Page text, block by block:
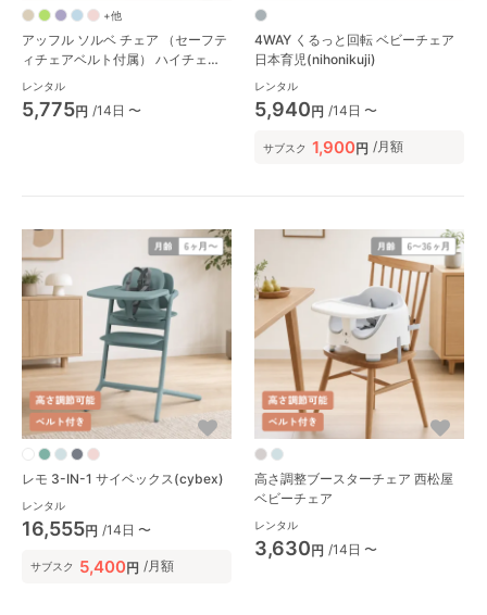
+他
アッフル ソルベ チェア （セーフテ
ィチェアベルト付属） ハイチェア
大和屋(Yamatoya)
レンタル
5,775円 /14日 〜
4WAY くるっと回転 ベビーチェア
日本育児(nihonikuji)
レンタル
5,940円 /14日 〜
サブスク 1,900円 /月額
レモ 3-IN-1 サイベックス(cybex)
レンタル
16,555円 /14日 〜
サブスク 5,400円 /月額
高さ調整ブースターチェア 西松屋
ベビーチェア
レンタル
3,630円 /14日 〜